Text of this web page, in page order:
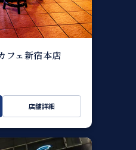
フェ新宿本店
店舗詳細